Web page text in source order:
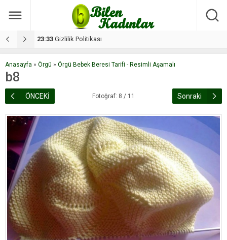
17:08 Dilan, düğününe 5 gün kala hayatını kaybetti
Anasayfa » Örgü » Örgü Bebek Beresi Tarifi - Resimli Aşamalı
b8
ÖNCEKİ Fotoğraf: 8 / 11 Sonraki